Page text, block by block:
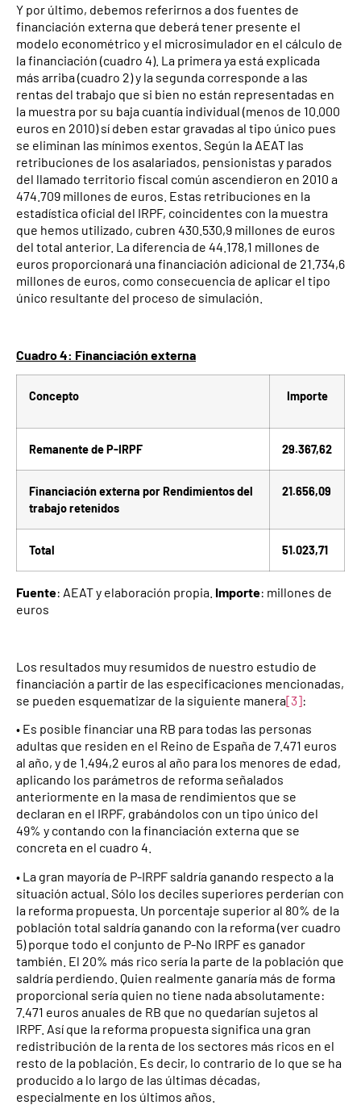
Y por último, debemos referirnos a dos fuentes de
financiación externa que deberá tener presente el
modelo econométrico y el microsimulador en el cálculo de
la financiación (cuadro 4). La primera ya está explicada
más arriba (cuadro 2) y la segunda corresponde a las
rentas del trabajo que si bien no están representadas en
la muestra por su baja cuantía individual (menos de 10.000
euros en 2010) sí deben estar gravadas al tipo único pues
se eliminan las mínimos exentos. Según la AEAT las
retribuciones de los asalariados, pensionistas y parados
del llamado territorio fiscal común ascendieron en 2010 a
474.709 millones de euros. Estas retribuciones en la
estadística oficial del IRPF, coincidentes con la muestra
que hemos utilizado, cubren 430.530,9 millones de euros
del total anterior. La diferencia de 44.178,1 millones de
euros proporcionará una financiación adicional de 21.734,6
millones de euros, como consecuencia de aplicar el tipo
único resultante del proceso de simulación.
Cuadro 4: Financiación externa
Concepto Importe
Remanente de P-IRPF 29.367,62
Financiación externa por Rendimientos del
trabajo retenidos
21.656,09
Total 51.023,71
Fuente: AEAT y elaboración propia. Importe: millones de
euros
Los resultados muy resumidos de nuestro estudio de
financiación a partir de las especificaciones mencionadas,
se pueden esquematizar de la siguiente manera[3]:
• Es posible financiar una RB para todas las personas
adultas que residen en el Reino de España de 7.471 euros
al año, y de 1.494,2 euros al año para los menores de edad,
aplicando los parámetros de reforma señalados
anteriormente en la masa de rendimientos que se
declaran en el IRPF, grabándolos con un tipo único del
49% y contando con la financiación externa que se
concreta en el cuadro 4.
• La gran mayoría de P-IRPF saldría ganando respecto a la
situación actual. Sólo los deciles superiores perderían con
la reforma propuesta. Un porcentaje superior al 80% de la
población total saldría ganando con la reforma (ver cuadro
5) porque todo el conjunto de P-No IRPF es ganador
también. El 20% más rico sería la parte de la población que
saldría perdiendo. Quien realmente ganaría más de forma
proporcional sería quien no tiene nada absolutamente:
7.471 euros anuales de RB que no quedarían sujetos al
IRPF. Así que la reforma propuesta significa una gran
redistribución de la renta de los sectores más ricos en el
resto de la población. Es decir, lo contrario de lo que se ha
producido a lo largo de las últimas décadas,
especialmente en los últimos años.